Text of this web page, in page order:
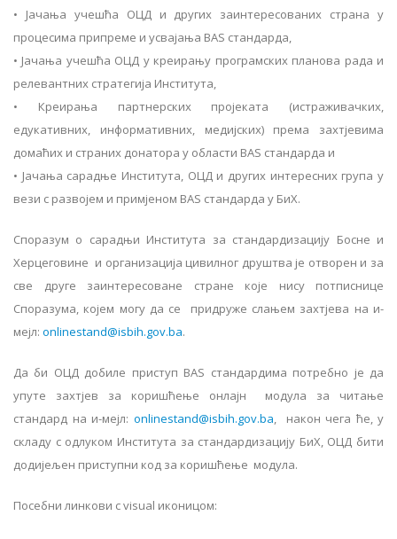
•
Јачања учешћа ОЦД и других заинтересованих страна у
процесима припреме и усвајања BAS стандарда,
• Јачања учешћа ОЦД у креирању програмских планова рада и
релевантних стратегија Института,
•
Креирања партнерских пројеката (истраживачких,
едукативних, информативних, медијских) према захтјевима
домаћих и страних донатора у области BAS стандарда и
• Јачања сарадње Института, ОЦД и других интересних група у
вези с развојем и примјеном BAS стандарда у БиХ.
Споразум о сарадњи Института за стандардизацију Босне и
Херцеговине и организација цивилног друштва је отворен и за
све друге заинтересоване стране које нису потписнице
Споразума, којем могу да се придруже слањем захтјева на и-
мејл: onlinestand@isbih.gov.ba.
Да би ОЦД добиле приступ BAS стандардима потребно је да
упуте захтјев за коришћење онлајн модула за читање
стандард на и-мејл: onlinestand@isbih.gov.ba, након чега ће, у
складу с одлуком Института за стандардизацију БиХ, ОЦД бити
додијељен приступни код за коришћење модула.
Посебни линкови с visual иконицом: